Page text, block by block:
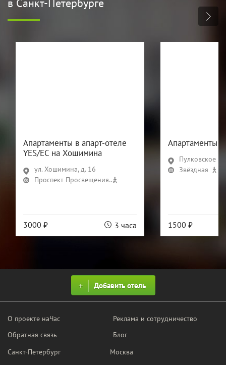
в Санкт-Петербурге
Апартаменты в апарт-отеле
YES/ЕС на Хошимина
ул. Хошимина, д. 16
Проспект Просвещения
3000 ₽ 3 часа
Апартаменты
Пулковское
Звёздная
1500 ₽
Добавить отель
О проекте наЧас
Обратная связь
Реклама и сотрудничество
Блог
Санкт-Петербург
Москва